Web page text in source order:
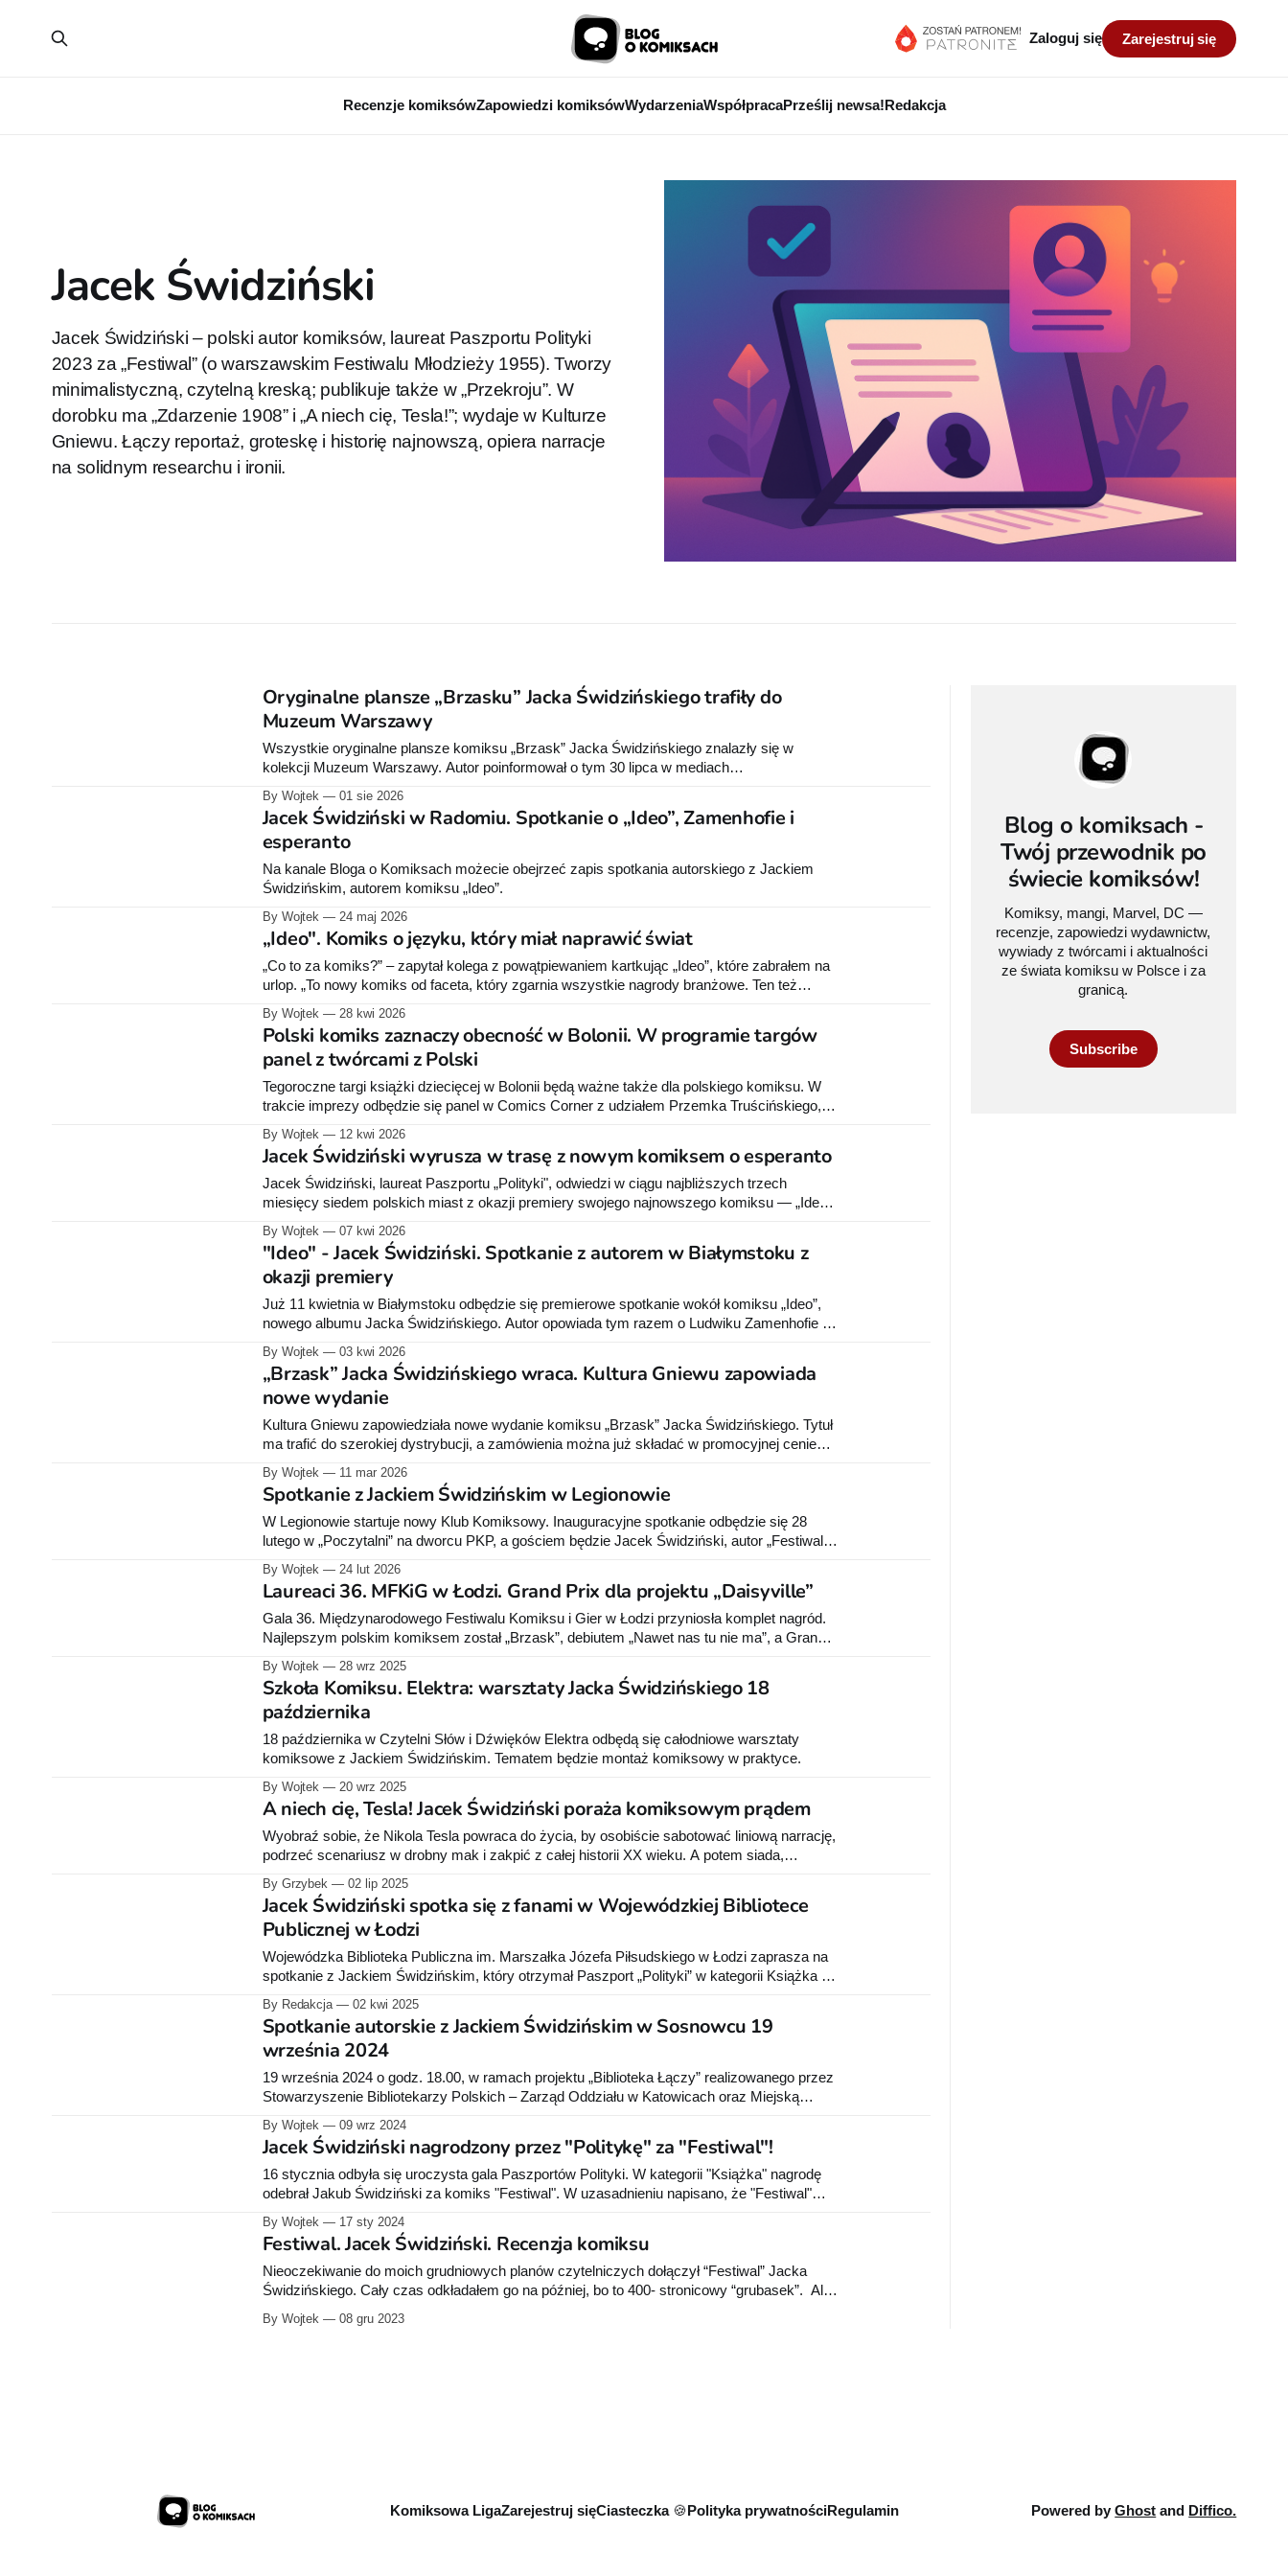
Recenzje komiksówZapowiedzi komiksówWydarzeniaWspółpracaPrześlij newsa!Redakcja
Zaloguj się Zarejestruj się
Jacek Świdziński
Jacek Świdziński – polski autor komiksów, laureat Paszportu Polityki
2023 za „Festiwal” (o warszawskim Festiwalu Młodzieży 1955). Tworzy
minimalistyczną, czytelną kreską; publikuje także w „Przekroju”. W
dorobku ma „Zdarzenie 1908” i „A niech cię, Tesla!”; wydaje w Kulturze
Gniewu. Łączy reportaż, groteskę i historię najnowszą, opiera narracje
na solidnym researchu i ironii.
Oryginalne plansze „Brzasku” Jacka Świdzińskiego trafiły do
Muzeum Warszawy
Wszystkie oryginalne plansze komiksu „Brzask” Jacka Świdzińskiego znalazły się w
kolekcji Muzeum Warszawy. Autor poinformował o tym 30 lipca w mediach
By Wojtek 01 sie 2026
Jacek Świdziński w Radomiu. Spotkanie o „Ideo”, Zamenhofie i
esperanto
Na kanale Bloga o Komiksach możecie obejrzeć zapis spotkania autorskiego z Jackiem
Świdzińskim, autorem komiksu „Ideo”.
By Wojtek 24 maj 2026
„Ideo". Komiks o języku, który miał naprawić świat
„Co to za komiks?” – zapytał kolega z powątpiewaniem kartkując „Ideo”, które zabrałem na
urlop. „To nowy komiks od faceta, który zgarnia wszystkie nagrody branżowe. Ten też
By Wojtek 28 kwi 2026
Polski komiks zaznaczy obecność w Bolonii. W programie targów
panel z twórcami z Polski
Tegoroczne targi książki dziecięcej w Bolonii będą ważne także dla polskiego komiksu. W
trakcie imprezy odbędzie się panel w Comics Corner z udziałem Przemka Truścińskiego,
By Wojtek 12 kwi 2026
Jacek Świdziński wyrusza w trasę z nowym komiksem o esperanto
Jacek Świdziński, laureat Paszportu „Polityki", odwiedzi w ciągu najbliższych trzech
miesięcy siedem polskich miast z okazji premiery swojego najnowszego komiksu — „Ideo",
By Wojtek 07 kwi 2026
"Ideo" - Jacek Świdziński. Spotkanie z autorem w Białymstoku z
okazji premiery
Już 11 kwietnia w Białymstoku odbędzie się premierowe spotkanie wokół komiksu „Ideo”,
nowego albumu Jacka Świdzińskiego. Autor opowiada tym razem o Ludwiku Zamenhofie i
By Wojtek 03 kwi 2026
„Brzask” Jacka Świdzińskiego wraca. Kultura Gniewu zapowiada
nowe wydanie
Kultura Gniewu zapowiedziała nowe wydanie komiksu „Brzask” Jacka Świdzińskiego. Tytuł
ma trafić do szerokiej dystrybucji, a zamówienia można już składać w promocyjnej cenie
By Wojtek 11 mar 2026
Spotkanie z Jackiem Świdzińskim w Legionowie
W Legionowie startuje nowy Klub Komiksowy. Inauguracyjne spotkanie odbędzie się 28
lutego w „Poczytalni” na dworcu PKP, a gościem będzie Jacek Świdziński, autor „Festiwalu”
By Wojtek 24 lut 2026
Laureaci 36. MFKiG w Łodzi. Grand Prix dla projektu „Daisyville”
Gala 36. Międzynarodowego Festiwalu Komiksu i Gier w Łodzi przyniosła komplet nagród.
Najlepszym polskim komiksem został „Brzask”, debiutem „Nawet nas tu nie ma”, a Grand
By Wojtek 28 wrz 2025
Szkoła Komiksu. Elektra: warsztaty Jacka Świdzińskiego 18
października
18 października w Czytelni Słów i Dźwięków Elektra odbędą się całodniowe warsztaty
komiksowe z Jackiem Świdzińskim. Tematem będzie montaż komiksowy w praktyce.
By Wojtek 20 wrz 2025
A niech cię, Tesla! Jacek Świdziński poraża komiksowym prądem
Wyobraź sobie, że Nikola Tesla powraca do życia, by osobiście sabotować liniową narrację,
podrzeć scenariusz w drobny mak i zakpić z całej historii XX wieku. A potem siada,
komiks Jacka Świdzińskiego „A
By Grzybek 02 lip 2025
Jacek Świdziński spotka się z fanami w Wojewódzkiej Bibliotece
Publicznej w Łodzi
Wojewódzka Biblioteka Publiczna im. Marszałka Józefa Piłsudskiego w Łodzi zaprasza na
spotkanie z Jackiem Świdzińskim, który otrzymał Paszport „Polityki” w kategorii Książka za
konferencyjnej Biblioteki, wejście A i C, p. II (dostępna winda). Prowadzenie: Michał
By Redakcja 02 kwi 2025
Spotkanie autorskie z Jackiem Świdzińskim w Sosnowcu 19
września 2024
19 września 2024 o godz. 18.00, w ramach projektu „Biblioteka Łączy” realizowanego przez
Stowarzyszenie Bibliotekarzy Polskich – Zarząd Oddziału w Katowicach oraz Miejską
odbędzie się spotkanie autorskie z Jackiem Świdzińskim – rysownikiem, scenarzystą,
autorem komiksów, ilustracji, grafik i animacji. O
By Wojtek 09 wrz 2024
Jacek Świdziński nagrodzony przez "Politykę" za "Festiwal"!
16 stycznia odbyła się uroczysta gala Paszportów Polityki. W kategorii "Książka" nagrodę
odebrał Jakub Świdziński za komiks "Festiwal". W uzasadnieniu napisano, że "Festiwal"
By Wojtek 17 sty 2024
Festiwal. Jacek Świdziński. Recenzja komiksu
Nieoczekiwanie do moich grudniowych planów czytelniczych dołączył “Festiwal” Jacka
Świdzińskiego. Cały czas odkładałem go na później, bo to 400- stronicowy “grubasek”. Ale
czekać. Wydany przez Kulturę Gniewu “Festiwal” zdobył tytuł najlepszego polskiego
By Wojtek 08 gru 2023
Blog o komiksach -
Twój przewodnik po
świecie komiksów!
Komiksy, mangi, Marvel, DC —
recenzje, zapowiedzi wydawnictw,
wywiady z twórcami i aktualności
ze świata komiksu w Polsce i za
granicą.
Subscribe
Komiksowa LigaZarejestruj sięCiasteczka 🍪Polityka prywatnościRegulamin Powered byGhost and Diffico.